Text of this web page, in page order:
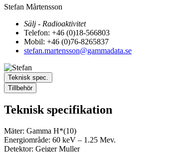
Stefan Mårtensson
Sälj - Radioaktivitet
Telefon: +46 (0)18-566803
Mobil: +46 (0)76-8265837
stefan.martensson@gammadata.se
Teknisk spec.
Tillbehör
Teknisk specifikation
Mäter: Gamma H*(10)
Energiområde: 60 keV – 1.25 Mev.
Detektor: Geiger Muller